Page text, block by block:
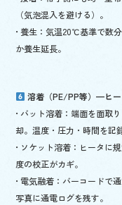
（気泡混入を避ける）。
• 養生：気温20℃基準で数
か養生延長。
溶着（PE/PP等）—ヒ
• バット溶着：端面を面
却。温度・圧力・時間を記
• ソケット溶着：ヒータに
度の校正がカギ。
• 電気融着：バーコードで
写真に通電ログを残す。